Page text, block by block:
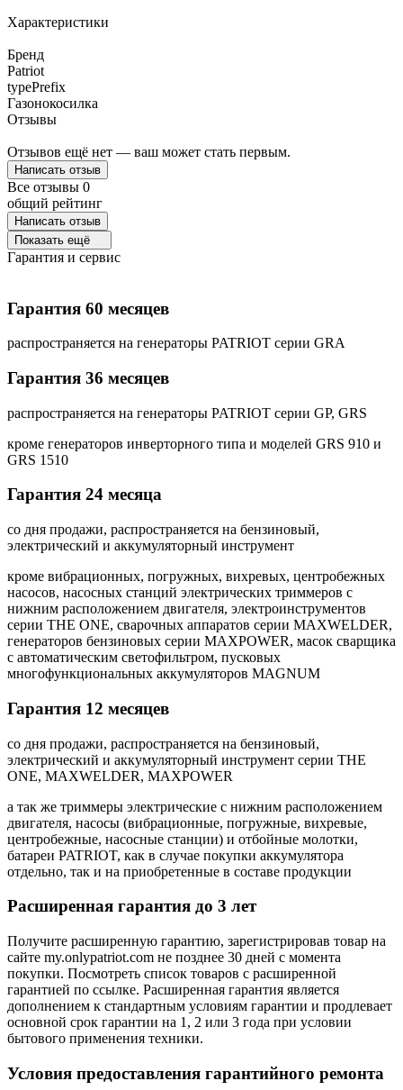
Характеристики
Бренд
Patriot
typePrefix
Газонокосилка
Отзывы
Отзывов ещё нет — ваш может стать первым.
Написать отзыв
Все отзывы 0
общий рейтинг
Написать отзыв
Показать ещё
Гарантия и сервис
Гарантия 60 месяцев
распространяется на генераторы PATRIOT серии GRA
Гарантия 36 месяцев
распространяется на генераторы PATRIOT серии GP, GRS
кроме генераторов инверторного типа и моделей GRS 910 и
GRS 1510
Гарантия 24 месяца
со дня продажи, распространяется на бензиновый,
электрический и аккумуляторный инструмент
кроме вибрационных, погружных, вихревых, центробежных
насосов, насосных станций электрических триммеров с
нижним расположением двигателя, электроинструментов
серии THE ONE, сварочных аппаратов серии MAXWELDER,
генераторов бензиновых серии MAXPOWER, масок сварщика
с автоматическим светофильтром, пусковых
многофункциональных аккумуляторов MAGNUM
Гарантия 12 месяцев
со дня продажи, распространяется на бензиновый,
электрический и аккумуляторный инструмент серии THE
ONE, MAXWELDER, MAXPOWER
а так же триммеры электрические с нижним расположением
двигателя, насосы (вибрационные, погружные, вихревые,
центробежные, насосные станции) и отбойные молотки,
батареи PATRIOT, как в случае покупки аккумулятора
отдельно, так и на приобретенные в составе продукции
Расширенная гарантия до 3 лет
Получите расширенную гарантию, зарегистрировав товар на
сайте my.onlypatriot.com не позднее 30 дней с момента
покупки. Посмотреть список товаров с расширенной
гарантией по ссылке. Расширенная гарантия является
дополнением к стандартным условиям гарантии и продлевает
основной срок гарантии на 1, 2 или 3 года при условии
бытового применения техники.
Условия предоставления гарантийного ремонта